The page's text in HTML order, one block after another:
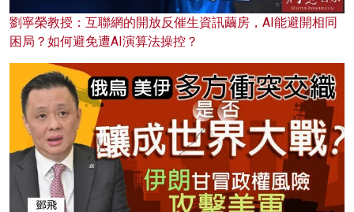
劉寧榮教授：互聯網的開放反催生資訊繭房，AI能避開相同
困局？如何避免遭AI演算法操控？